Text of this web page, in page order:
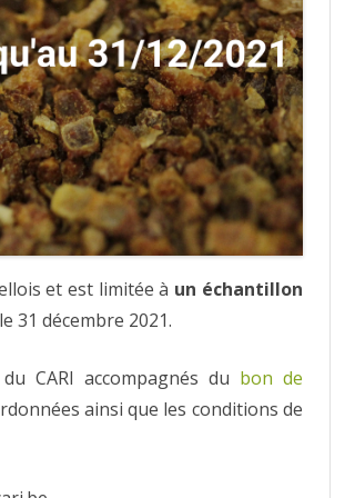
et est limitée à un échantillon
31 décembre 2021.
CARI accompagnés du bon de
ainsi que les conditions de